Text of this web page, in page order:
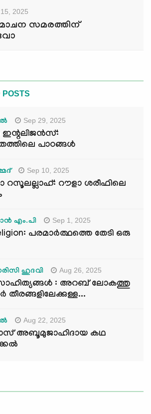
2025
സമരത്തിന്
POSTS
Sep 29, 2025
പാഠങ്ങൾ
Sep 10, 2025
റസൂലല്ലാഹ്: റൗളാ ശരീഫിലെ
എം.പി Sep 1, 2025
പരമാർത്ഥത്തെ തേടി ഒരു
ഹുദവി Aug 26, 2025
സാഹിത്യങ്ങൾ : അറബ് ലോകത്തു
Aug 22, 2025
അബൂമുജാഹിദായ കഥ